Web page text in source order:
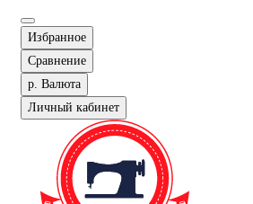
Избранное
Сравнение
р. Валюта
Личный кабинет